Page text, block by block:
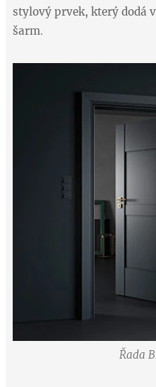
stylový prvek, který dodá
šarm.
Řada